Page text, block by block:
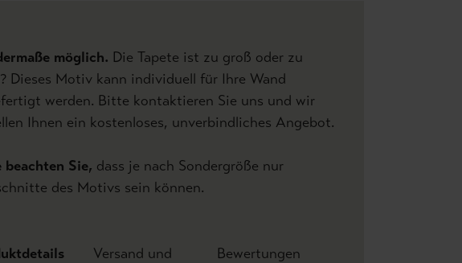
möglich. Die Tapete ist zu groß oder zu
Dieses Motiv kann individuell für Ihre Wand
werden. Bitte kontaktieren Sie uns und wir
Ihnen ein kostenloses, unverbindliches Angebot.
beachten Sie, dass je nach Sondergröße nur
des Motivs sein können.
Versand und
Bewertungen